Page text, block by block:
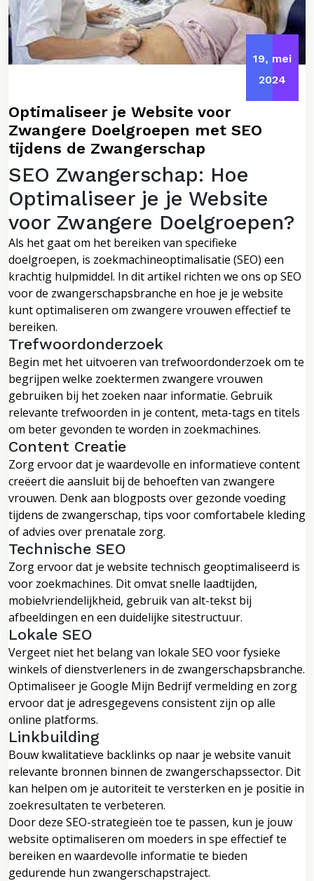
19, mei
2024
Optimaliseer je Website voor
Zwangere Doelgroepen met SEO
tijdens de Zwangerschap
SEO Zwangerschap: Hoe
Optimaliseer je je Website
voor Zwangere Doelgroepen?
Als het gaat om het bereiken van specifieke
doelgroepen, is zoekmachineoptimalisatie (SEO) een
krachtig hulpmiddel. In dit artikel richten we ons op SEO
voor de zwangerschapsbranche en hoe je je website
kunt optimaliseren om zwangere vrouwen effectief te
bereiken.
Trefwoordonderzoek
Begin met het uitvoeren van trefwoordonderzoek om te
begrijpen welke zoektermen zwangere vrouwen
gebruiken bij het zoeken naar informatie. Gebruik
relevante trefwoorden in je content, meta-tags en titels
om beter gevonden te worden in zoekmachines.
Content Creatie
Zorg ervoor dat je waardevolle en informatieve content
creëert die aansluit bij de behoeften van zwangere
vrouwen. Denk aan blogposts over gezonde voeding
tijdens de zwangerschap, tips voor comfortabele kleding
of advies over prenatale zorg.
Technische SEO
Zorg ervoor dat je website technisch geoptimaliseerd is
voor zoekmachines. Dit omvat snelle laadtijden,
mobielvriendelijkheid, gebruik van alt-tekst bij
afbeeldingen en een duidelijke sitestructuur.
Lokale SEO
Vergeet niet het belang van lokale SEO voor fysieke
winkels of dienstverleners in de zwangerschapsbranche.
Optimaliseer je Google Mijn Bedrijf vermelding en zorg
ervoor dat je adresgegevens consistent zijn op alle
online platforms.
Linkbuilding
Bouw kwalitatieve backlinks op naar je website vanuit
relevante bronnen binnen de zwangerschapssector. Dit
kan helpen om je autoriteit te versterken en je positie in
zoekresultaten te verbeteren.
Door deze SEO-strategieën toe te passen, kun je jouw
website optimaliseren om moeders in spe effectief te
bereiken en waardevolle informatie te bieden
gedurende hun zwangerschapstraject.